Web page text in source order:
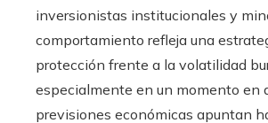
inversionistas institucionales y
comportamiento refleja una
protección frente a la volatilidad
especialmente en un momento en
previsiones económicas apuntan